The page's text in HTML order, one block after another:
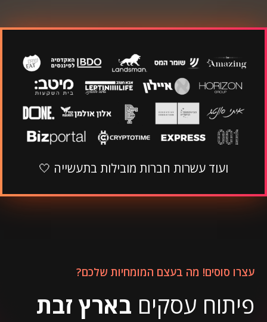
ועוד עשרות חברות מובילות בתעשייה 🤍
עצרו סוסים! מה בעצם המומחיות שלכם?
פיתוח עסקים בארץ זבת